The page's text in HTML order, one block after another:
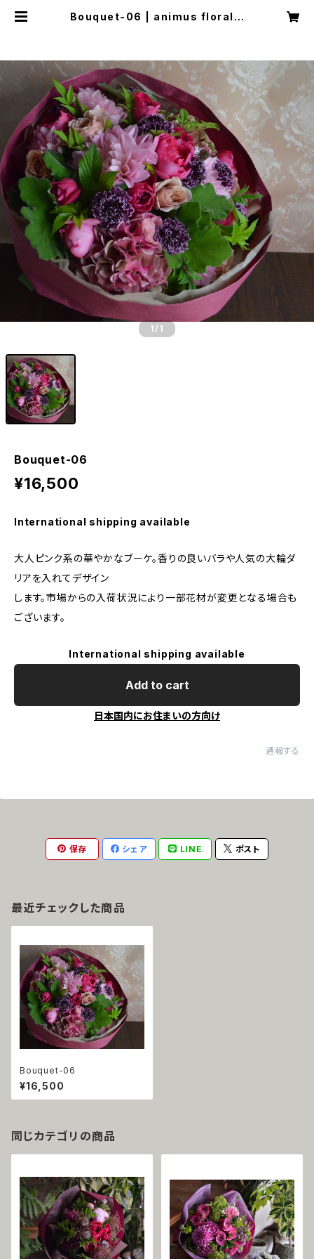
Bouquet-06 | animus floral d
1 /1
Bouquet-06
¥16,500
International shipping available
大人ピンク系の華やかなブーケ。香りの良いバラや人気の大輪ダ
リアを入れてデザイン
します。市場からの入荷状況により一部花材が変更となる場合も
ございます。
International shipping available
Add to cart
日本国内にお住まいの方向け
通報する
保存 シェア LINE ポスト
最近チェックした商品
Bouquet-06
¥16,500
同じカテゴリの商品